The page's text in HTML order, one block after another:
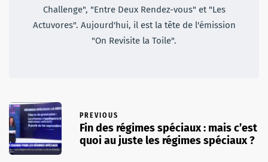
Challenge", "Entre Deux Rendez-vous" et "Les
Actuvores". Aujourd'hui, il est la tête de l'émission
"On Revisite la Toile".
PREVIOUS
Fin des régimes spéciaux : mais c’est
quoi au juste les régimes spéciaux ?